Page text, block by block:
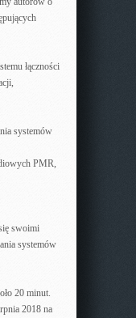
łączności
systemów
PMR,
swoimi
systemów
20 minut.
2018 na